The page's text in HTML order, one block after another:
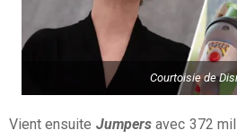
Courtoisie de
Vient ensuite Jumpersavec 372